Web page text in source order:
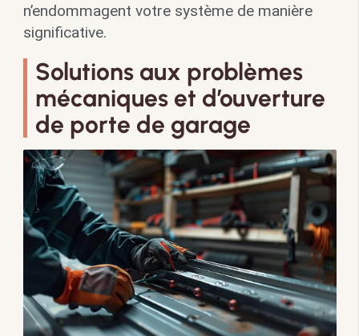
n’endommagent votre système de manière
significative.
Solutions aux problèmes
mécaniques et d’ouverture
de porte de garage